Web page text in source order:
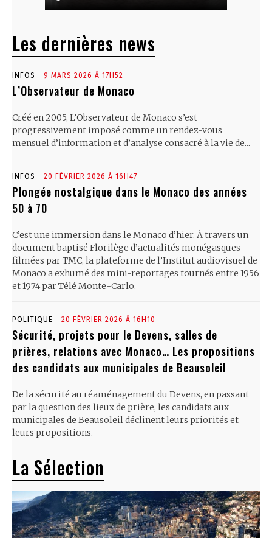
Les dernières news
INFOS 9 MARS 2026 À 17H52
L’Observateur de Monaco
Créé en 2005, L’Observateur de Monaco s’est
progressivement imposé comme un rendez-vous
mensuel d’information et d’analyse consacré à la vie de...
INFOS 20 FÉVRIER 2026 À 16H47
Plongée nostalgique dans le Monaco des années
50 à 70
C’est une immersion dans le Monaco d’hier. À travers un
document baptisé Florilège d’actualités monégasques
filmées par TMC, la plateforme de l’Institut audiovisuel de
Monaco a exhumé des mini-reportages tournés entre 1956
et 1974 par Télé Monte-Carlo.
POLITIQUE 20 FÉVRIER 2026 À 16H10
Sécurité, projets pour le Devens, salles de
prières, relations avec Monaco… Les propositions
des candidats aux municipales de Beausoleil
De la sécurité au réaménagement du Devens, en passant
par la question des lieux de prière, les candidats aux
municipales de Beausoleil déclinent leurs priorités et
leurs propositions.
La Sélection